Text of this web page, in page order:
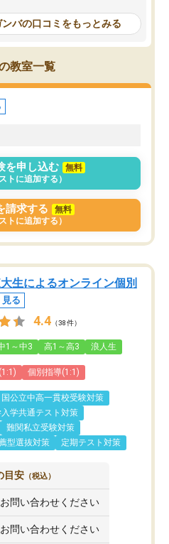
均点以上の
1年受験ま
使用しな
す！
問できるのでとても助か
バの口コミをもっとみる
教室一覧
を申し込む
無料
トに追加する）
請求する
無料
トに追加する）
生によるオンライン個別
る
4.4 （38件）
1～中3 高1～高3 浪人生
個別指導(1:1)
国公立中高一貫校受験対策
入学共通テスト対策
難関私立受験対策
型選抜対策
定期テスト対策
目安 （税込）
問い合わせください
問い合わせください